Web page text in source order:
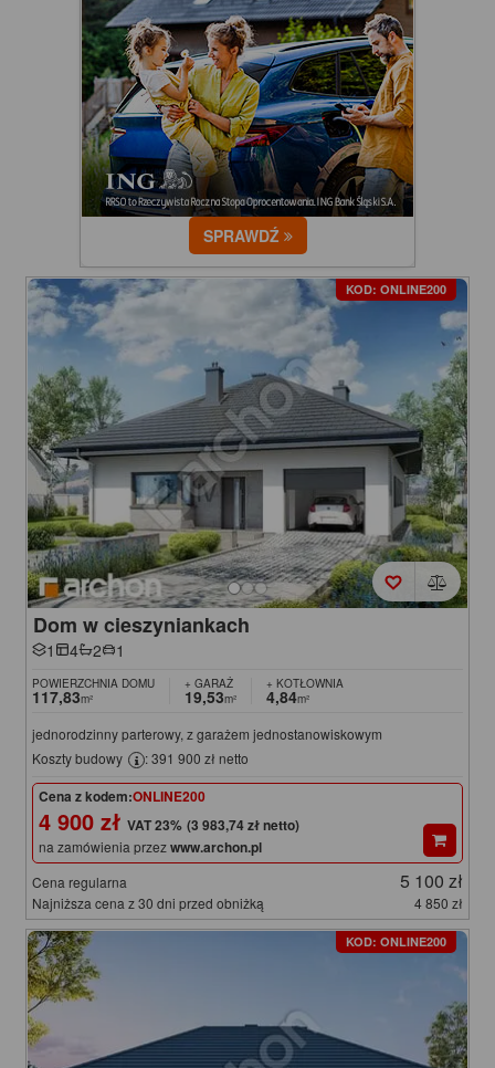
SPRAWDŹ
KOD: ONLINE200
Dom w cieszyniankach
1 4 2 1
POWIERZCHNIA DOMU
117,83m²
+ GARAŻ
19,53m²
+ KOTŁOWNIA
4,84m²
jednorodzinny parterowy, z garażem jednostanowiskowym
Koszty budowy
: 391 900 zł netto
Cena z kodem:ONLINE200
4 900 zł (3 983,74 zł netto)
na zamówienia przezwww.archon.pl
Cena regularna 5 100 zł
Najniższa cena z 30 dni przed obniżką 4 850 zł
KOD: ONLINE200